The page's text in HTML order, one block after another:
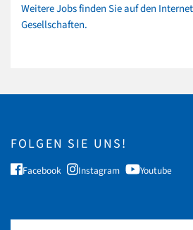
Weitere Jobs finden Sie auf den
Gesellschaften.
FOLGEN SIE UNS!
Facebook Instagram Youtube